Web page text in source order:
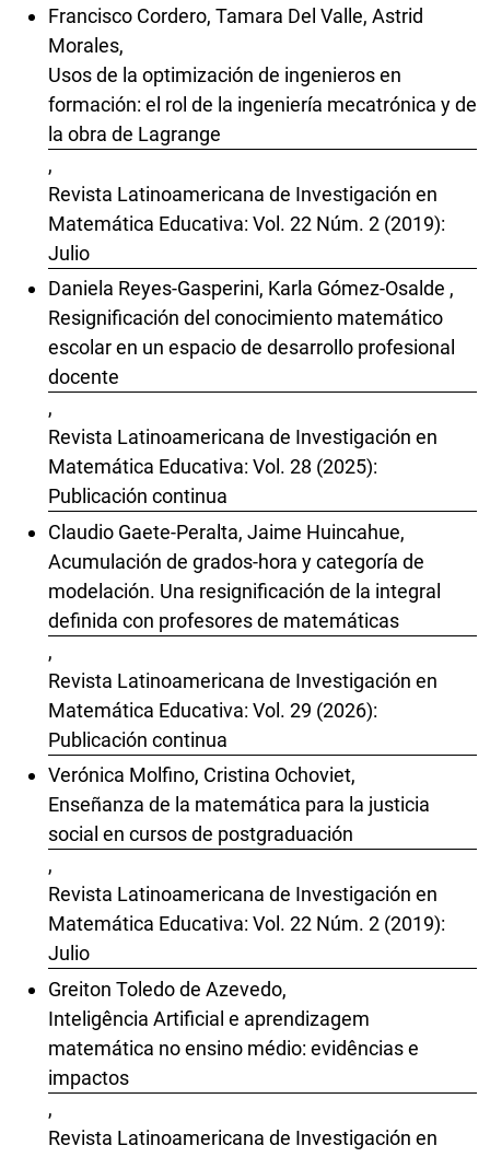
Francisco Cordero, Tamara Del Valle, Astrid
Morales,
Usos de la optimización de ingenieros en
formación: el rol de la ingeniería mecatrónica y de
la obra de Lagrange
,
Revista Latinoamericana de Investigación en
Matemática Educativa: Vol. 22 Núm. 2 (2019):
Julio
Daniela Reyes-Gasperini, Karla Gómez-Osalde ,
Resignificación del conocimiento matemático
escolar en un espacio de desarrollo profesional
docente
,
Revista Latinoamericana de Investigación en
Matemática Educativa: Vol. 28 (2025):
Publicación continua
Claudio Gaete-Peralta, Jaime Huincahue,
Acumulación de grados-hora y categoría de
modelación. Una resignificación de la integral
definida con profesores de matemáticas
,
Revista Latinoamericana de Investigación en
Matemática Educativa: Vol. 29 (2026):
Publicación continua
Verónica Molfino, Cristina Ochoviet,
Enseñanza de la matemática para la justicia
social en cursos de postgraduación
,
Revista Latinoamericana de Investigación en
Matemática Educativa: Vol. 22 Núm. 2 (2019):
Julio
Greiton Toledo de Azevedo,
Inteligência Artificial e aprendizagem
matemática no ensino médio: evidências e
impactos
,
Revista Latinoamericana de Investigación en